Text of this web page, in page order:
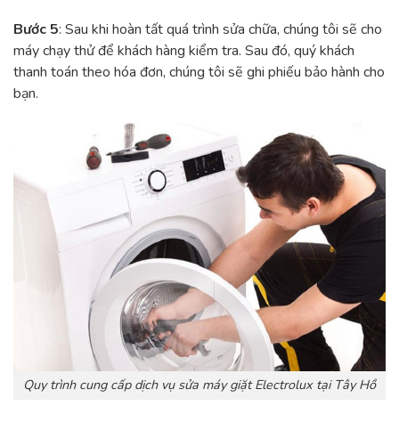
Bước 5: Sau khi hoàn tất quá trình sửa chữa, chúng tôi sẽ cho
máy chạy thử để khách hàng kiểm tra. Sau đó, quý khách
thanh toán theo hóa đơn, chúng tôi sẽ ghi phiếu bảo hành cho
bạn.
Quy trình cung cấp dịch vụ sửa máy giặt Electrolux tại Tây Hồ